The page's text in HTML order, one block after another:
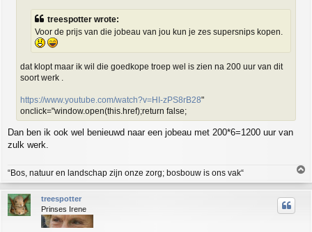
treespotter wrote:
Voor de prijs van die jobeau van jou kun je zes supersnips kopen.
dat klopt maar ik wil die goedkope troep wel is zien na 200 uur van dit
soort werk .
https://www.youtube.com/watch?v=HI-zPS8rB28"
onclick="window.open(this.href);return false;
Dan ben ik ook wel benieuwd naar een jobeau met 200*6=1200 uur van
zulk werk.
“Bos, natuur en landschap zijn onze zorg; bosbouw is ons vak“
p
treespotter
Prinses Irene